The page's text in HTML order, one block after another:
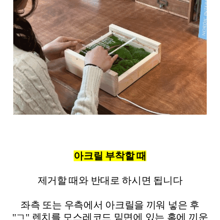
아크릴 부착할 때
제거할 때와 반대로 하시면 됩니다
좌측 또는 우측에서 아크릴을 끼워 넣은 후
"ㄱ" 렌치를 모스레코드 밑면에 있는 홈에 끼운